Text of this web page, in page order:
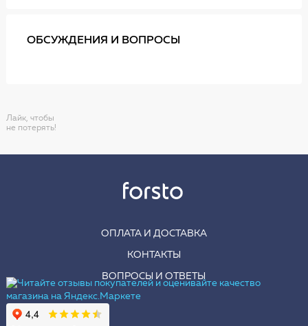
ОБСУЖДЕНИЯ И ВОПРОСЫ
Лайк, чтобы
не потерять!
ОПЛАТА И ДОСТАВКА
КОНТАКТЫ
ВОПРОСЫ И ОТВЕТЫ